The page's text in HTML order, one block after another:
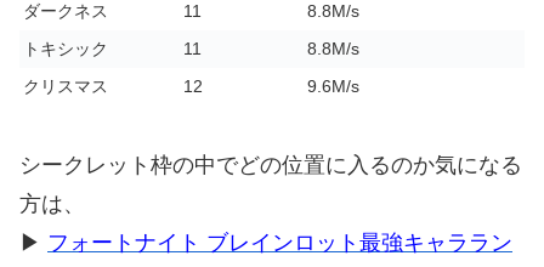
ダークネス
11
8.8M/s
トキシック
11
8.8M/s
クリスマス
12 9.6M/s
シークレット枠の中でどの位置に入るのか気になる
方は、
▶ フォートナイト ブレインロット最強キャララン